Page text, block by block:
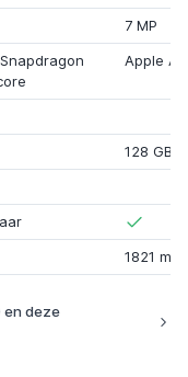
7 MP
Apple
128 GB
1821
en deze